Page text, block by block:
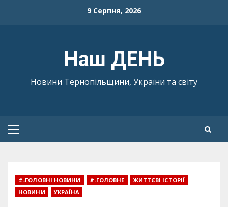
9 Серпня, 2026
Наш ДЕНЬ
Новини Тернопільщини, України та світу
Primary
#-ГОЛОВНІ НОВИНИ #-ГОЛОВНЕ
ЖИТТЄВІ ІСТОРІЇ
НОВИНИ
УКРАЇНА